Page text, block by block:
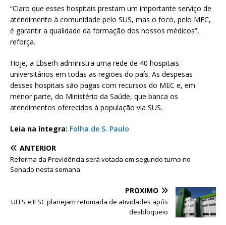
“Claro que esses hospitais prestam um importante serviço de
atendimento à comunidade pelo SUS, mas o foco, pelo MEC,
é garantir a qualidade da formação dos nossos médicos”,
reforça.
Hoje, a Ebserh administra uma rede de 40 hospitais
universitários em todas as regiões do país. As despesas
desses hospitais são pagas com recursos do MEC e, em
menor parte, do Ministério da Saúde, que banca os
atendimentos oferecidos à população via SUS.
Leia na íntegra: Folha de S. Paulo
ANTERIOR
Reforma da Previdência será votada em segundo turno no
Senado nesta semana
PRÓXIMO
UFFS e IFSC planejam retomada de atividades após
desbloqueio